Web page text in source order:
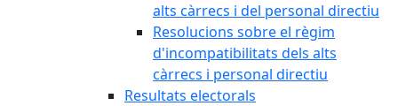
alts càrrecs i del personal directiu
Resolucions sobre el règim
d'incompatibilitats dels alts
càrrecs i personal directiu
Resultats electorals